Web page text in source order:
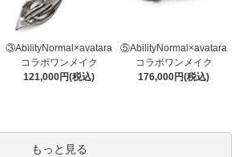
③AbilityNormal×avatara
コラボワンメイク
121,000円(税込)
⑤AbilityNormal×avatara
コラボワンメイク
176,000円(税込)
もっと見る